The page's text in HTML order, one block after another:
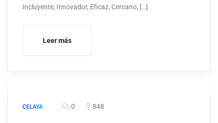
Incluyente, Innovador, Eficaz, Cercano, […]
Leer más
CELAYA 0 848